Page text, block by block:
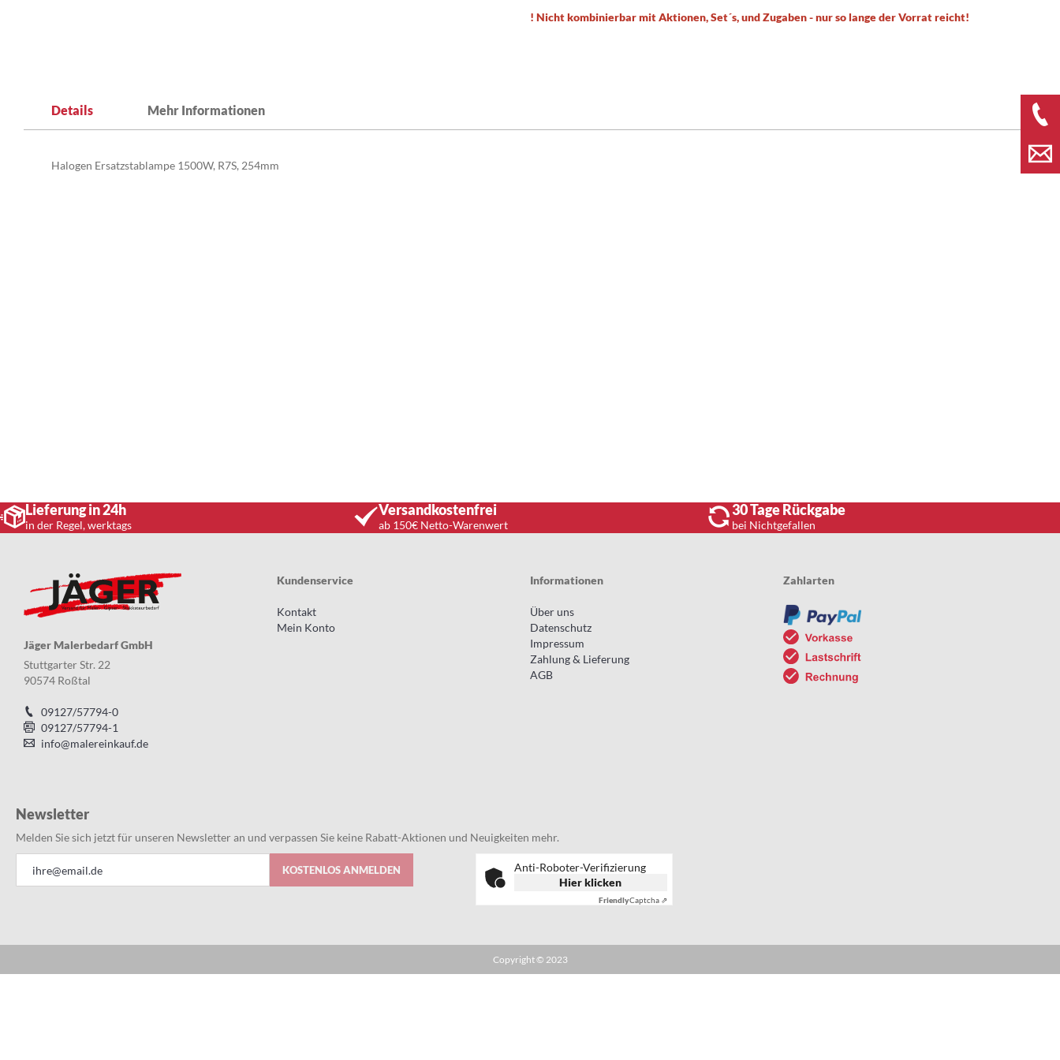
! Nicht kombinierbar mit Aktionen, Set´s, und Zugaben - nur so lange der Vorrat reicht!
Bildergalerie
Details
Halogen Ersatzstablampe 1500W, R7S, 254mm
Mehr Informationen
Lieferung in 24h
in der Regel, werktags
Versandkostenfrei
ab 150€ Netto-Warenwert
30 Tage Rückgabe
bei Nichtgefallen
Jäger Malerbedarf GmbH
Stuttgarter Str. 22
90574 Roßtal
09127/57794-0
09127/57794-1
info@malereinkauf.de
Kundenservice
Kontakt
Mein Konto
Informationen
Über uns
Datenschutz
Impressum
Zahlung & Lieferung
AGB
Zahlarten
Newsletter
Melden Sie sich jetzt für unseren Newsletter an und verpassen Sie keine Rabatt-Aktionen und Neuigkeiten mehr.
zum
KOSTENLOS ANMELDEN
Anti-Roboter-Verifizierung
Hier klicken
FriendlyCaptcha ⇗
Copyright © 2023